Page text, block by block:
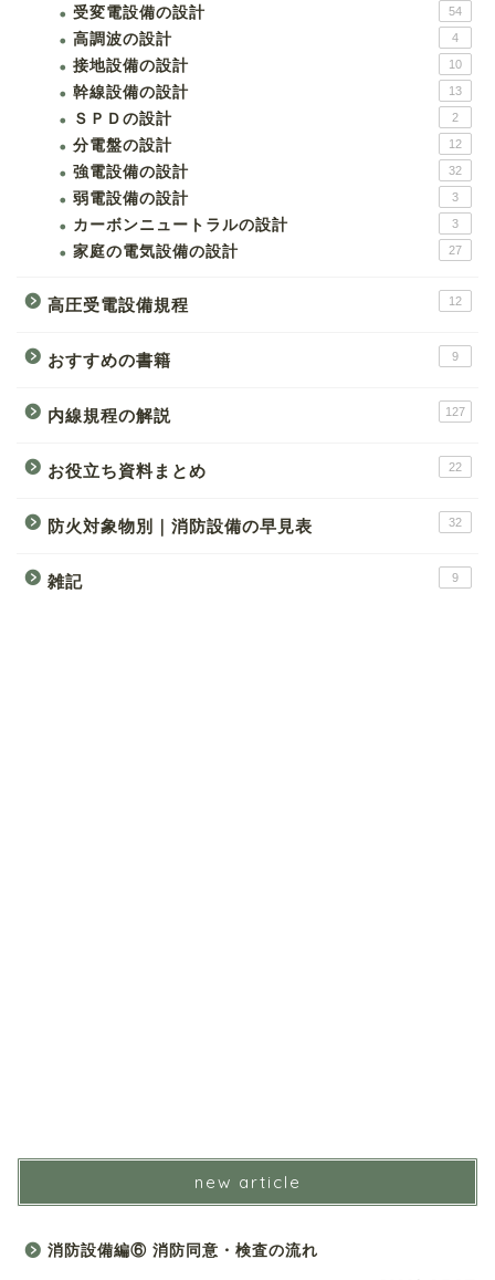
受変電設備の設計 54
高調波の設計 4
接地設備の設計 10
幹線設備の設計 13
ＳＰＤの設計 2
分電盤の設計 12
強電設備の設計 32
弱電設備の設計 3
カーボンニュートラルの設計 3
家庭の電気設備の設計 27
高圧受電設備規程 12
おすすめの書籍 9
内線規程の解説 127
お役立ち資料まとめ 22
防火対象物別｜消防設備の早見表 32
雑記 9
new article
消防設備編⑥ 消防同意・検査の流れ